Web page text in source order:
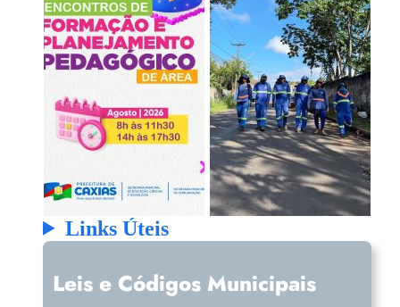
Links Úteis
Leis e Códigos Municipais